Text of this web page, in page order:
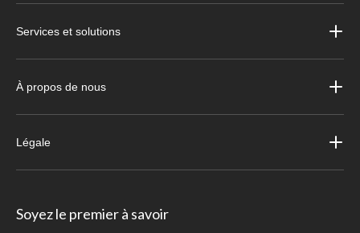
Services et solutions
À propos de nous
Légale
Soyez le premier à savoir